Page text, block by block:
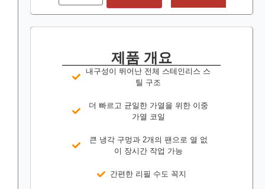
제품 개요
내구성이 뛰어난 전체 스테인리스 스
틸 구조
더 빠르고 균일한 가열을 위한 이중
가열 코일
큰 냉각 구멍과 2개의 팬으로 열 없
이 장시간 작업 가능
간편한 리필 수도 꼭지